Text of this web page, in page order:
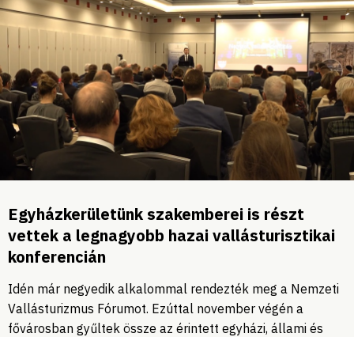
Egyházkerületünk szakemberei is részt
vettek a legnagyobb hazai vallásturisztikai
konferencián
Idén már negyedik alkalommal rendezték meg a Nemzeti
Vallásturizmus Fórumot. Ezúttal november végén a
fővárosban gyűltek össze az érintett egyházi, állami és